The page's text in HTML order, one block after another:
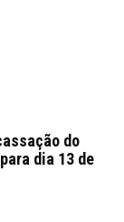
do
dia 13 de